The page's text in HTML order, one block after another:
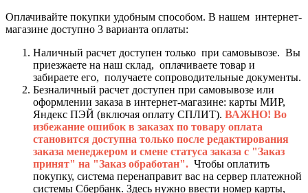
Оплачивайте покупки удобным способом. В нашем интернет-
магазине доступно 3 варианта оплаты:
Наличный расчет доступен только при самовывозе. Вы
приезжаете на наш склад, оплачиваете товар и
забираете его, получаете сопроводительные документы.
Безналичный расчет доступен при самовывозе или
оформлении заказа в интернет-магазине: карты МИР,
Яндекс ПЭЙ (включая оплату СПЛИТ). ВАЖНО! Во
избежание ошибок в заказах по товару оплата
становится доступна только после редактирования
заказа менеджером и смене статуса заказа с "Заказ
принят" на "Заказ обработан". Чтобы оплатить
покупку, система перенаправит вас на сервер платежной
системы Сбербанк. Здесь нужно ввести номер карты,